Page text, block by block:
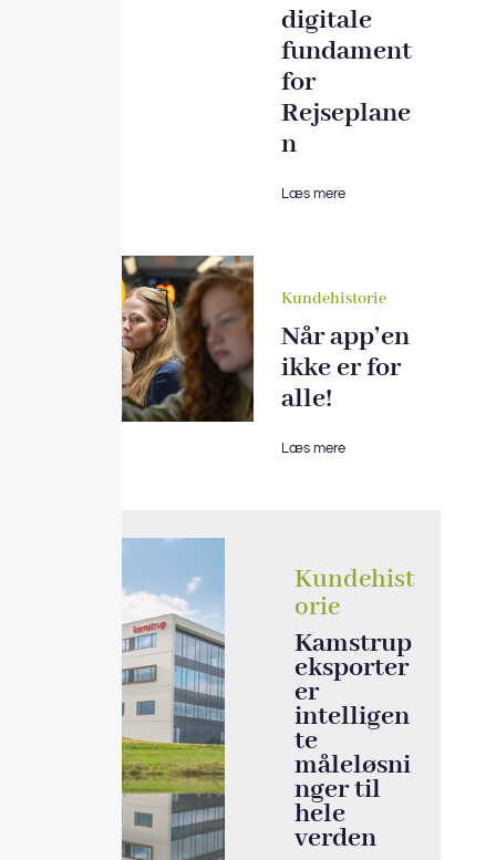
digitale
fundament
for
Rejseplane
n
Læs mere
Kundehistorie
Når app’en
ikke er for
alle!
Læs mere
Kundehist
orie
Kamstrup
eksporter
er
intelligen
te
måleløsni
nger til
hele
verden